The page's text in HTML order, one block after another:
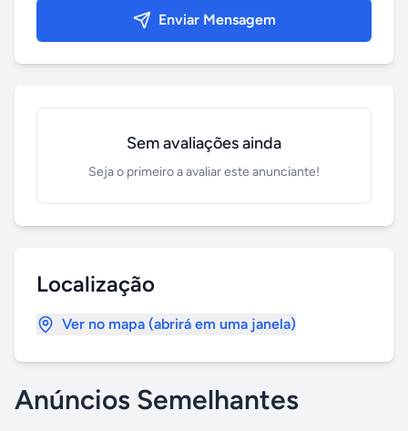
Enviar Mensagem
Sem avaliações ainda
Seja o primeiro a avaliar este anunciante!
Localização
Ver no mapa (abrirá em uma janela)
Anúncios Semelhantes